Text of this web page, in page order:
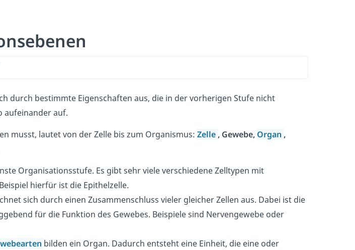
durch bestimmte Eigenschaften aus, die in der vorherigen Stufe nicht
aufeinander auf.
musst, lautet von der Zelle bis zum Organismus: Zelle , Gewebe, Organ ,
Organisationsstufe. Es gibt sehr viele verschiedene Zelltypen mit
hierfür ist die Epithelzelle.
sich durch einen Zusammenschluss vieler gleicher Zellen aus. Dabei ist die
für die Funktion des Gewebes. Beispiele sind Nervengewebe oder
bilden ein Organ. Dadurch entsteht eine Einheit, die eine oder